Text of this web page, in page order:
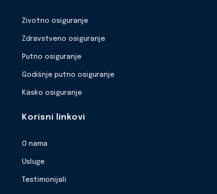
Životno osiguranje
Zdravstveno osiguranje
Putno osiguranje
Godišnje putno osiguranje
Kasko osiguranje
Korisni linkovi
O nama
Usluge
Testimonijali